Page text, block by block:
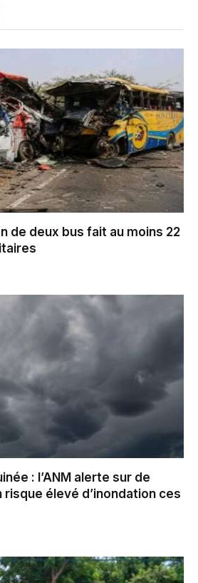
de deux bus fait au moins 22
: l’ANM alerte sur de
élevé d’inondation ces